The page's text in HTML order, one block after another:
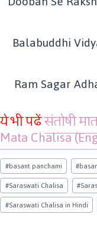
Balabuddhi
Ram Sagar
ये भी पढेंसंतोषी
Mata Chalisa
Post
Tags:
#basant panchami #
#Saraswati Chalisa #
#Saraswati Chalisa in Hindi